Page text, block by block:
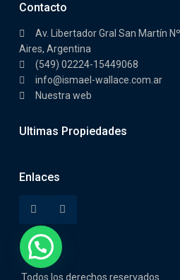
Contacto
Av. Libertador Gral San Martín
Aires, Argentina
(549) 02224-15449068
info@ismael-wallace.com.ar
Nuestra web
Ultimas Propiedades
Enlaces
Todos los derechos reservados.